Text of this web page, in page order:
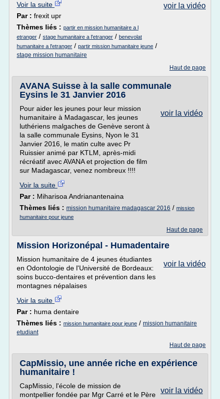
voir la vidéo
Voir la suite
Par : frexit upr
Thèmes liés : partir en mission humanitaire a l
etranger / stage humanitaire a l'etranger / benevolat
humanitaire a l'etranger / partir mission humanitaire jeune /
stage mission humanitaire
Haut de page
AVANA Suisse à la salle communale
Eysins le 31 Janvier 2016
voir la vidéo
Pour aider les jeunes pour leur mission
humanitaire à Madagascar, les jeunes
luthériens malgaches de Genève seront à
la salle communale Eysins, Nyon le 31
Janvier 2016, le matin culte avec Pr
Ruissier animé par KTLM, après-midi
récréatif avec AVANA et projection de film
sur Madagascar, venez nombreux !!!!
Voir la suite
Par : Miharisoa Andrianantenaina
Thèmes liés : mission humanitaire madagascar 2016 / mission
humanitaire pour jeune
Haut de page
Mission Horizonépal - Humadentaire
voir la vidéo
Mission humanitaire de 4 jeunes étudiantes
en Odontologie de l'Université de Bordeaux:
soins bucco-dentaires et prévention dans les
montagnes népalaises
Voir la suite
Par : huma dentaire
Thèmes liés : mission humanitaire pour jeune / mission humanitaire
etudiant
Haut de page
CapMissio, une année riche en expérience
humanitaire !
voir la vidéo
CapMissio, l'école de mission de
montpellier fondée par Mgr Carré et le Père